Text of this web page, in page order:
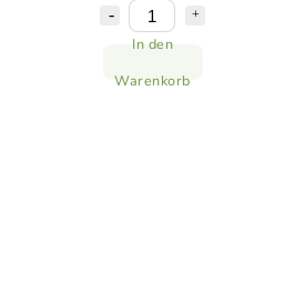
In den
Warenkorb